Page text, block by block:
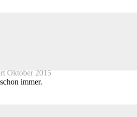
Oktober 2015
immer.